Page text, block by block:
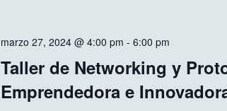
Taller de Networking y
Emprendedora e
marzo 27, 2024 @ 4:00 pm - 6:00 pm